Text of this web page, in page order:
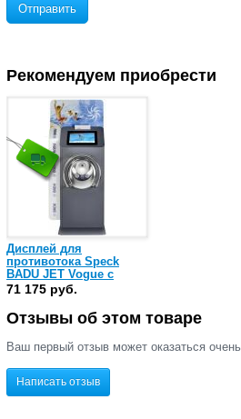
Отправить
Рекомендуем приобрести
Дисплей для
противотока Speck
BADU JET Vogue с
белым диодом
(232.7420.200)
71 175 руб.
Отзывы об этом товаре
Ваш первый отзыв может оказаться
Написать отзыв